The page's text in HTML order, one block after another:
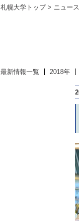
札幌大学トップ> ニュー
最新情報一覧 2018年